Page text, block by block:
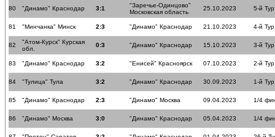
80 "Динамо" Краснодар 3:1
"Заречье-Одинцово"
Московская область
25.10.2023 5-й Тур
81 "Минчанка" Минск 2:3 "Динамо" Краснодар 21.10.2023 4-й Тур
82
"Атом-Курск" Курская
обл.
0:3 "Динамо" Краснодар 15.10.2023 3-й Тур
83 "Динамо" Краснодар 3:2 "Енисей" Красноярск 07.10.2023 2-й Тур
84 "Тулица" Тула 3:2 "Динамо" Краснодар 30.09.2023 1-й Тур
85 "Динамо" Краснодар 2:3 "Динамо" Москва 09.04.2023 1/4
86 "Динамо" Москва 3:0 "Динамо" Краснодар 05.04.2023 1/4